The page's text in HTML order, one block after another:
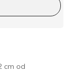
cm od